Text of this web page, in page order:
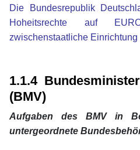
Die Bundesrepublik
Hoheitsrechte auf
zwischenstaatliche Einrichtung
1.1.4
(BMV)
Aufgaben des BMV in
untergeordnete